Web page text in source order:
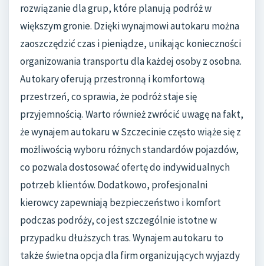
rozwiązanie dla grup, które planują podróż w
większym gronie. Dzięki wynajmowi autokaru można
zaoszczędzić czas i pieniądze, unikając konieczności
organizowania transportu dla każdej osoby z osobna.
Autokary oferują przestronną i komfortową
przestrzeń, co sprawia, że podróż staje się
przyjemnością. Warto również zwrócić uwagę na fakt,
że wynajem autokaru w Szczecinie często wiąże się z
możliwością wyboru różnych standardów pojazdów,
co pozwala dostosować ofertę do indywidualnych
potrzeb klientów. Dodatkowo, profesjonalni
kierowcy zapewniają bezpieczeństwo i komfort
podczas podróży, co jest szczególnie istotne w
przypadku dłuższych tras. Wynajem autokaru to
także świetna opcja dla firm organizujących wyjazdy